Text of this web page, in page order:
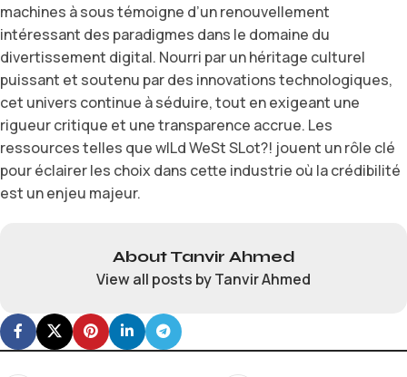
machines à sous témoigne d’un renouvellement
intéressant des paradigmes dans le domaine du
divertissement digital. Nourri par un héritage culturel
puissant et soutenu par des innovations technologiques,
cet univers continue à séduire, tout en exigeant une
rigueur critique et une transparence accrue. Les
ressources telles que wILd WeSt SLot?! jouent un rôle clé
pour éclairer les choix dans cette industrie où la crédibilité
est un enjeu majeur.
About Tanvir Ahmed
View all posts by Tanvir Ahmed